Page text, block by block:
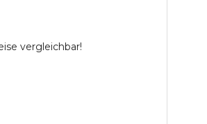
vergleichbar!